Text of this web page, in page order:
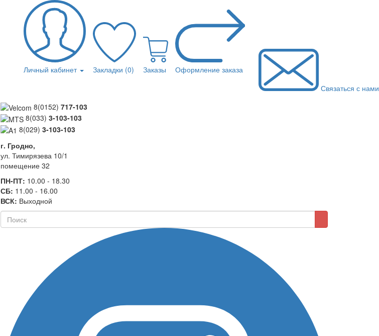
Личный кабинет Закладки (0) Заказы
Оформление заказа
Связаться с нами
8(0152) 717-103
8(033) 3-103-103
8(029) 3-103-103
г. Гродно,
ул. Тимирязева 10/1
помещение 32
ПН-ПТ: 10.00 - 18.30
СБ: 11.00 - 16.00
ВСК: Выходной